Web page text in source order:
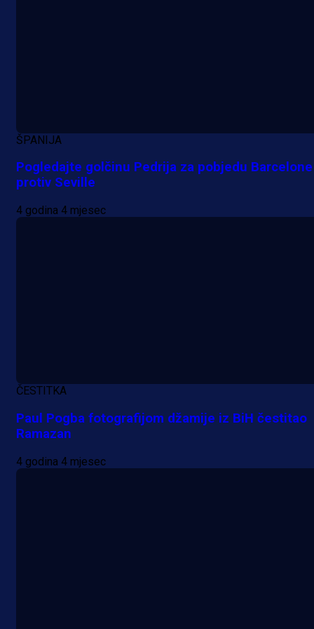
Promo vijesti
Počinje Premijer liga BiH: Pronađi
specijale i iskoristi jedinstvenu
ponudu
ŠPANIJA
Pogledajte golčinu Pedrija za pobjedu Barcelone
protiv Seville
4 godina 4 mjesec
ČESTITKA
Paul Pogba fotografijom džamije iz BiH čestitao
Ramazan
4 godina 4 mjesec